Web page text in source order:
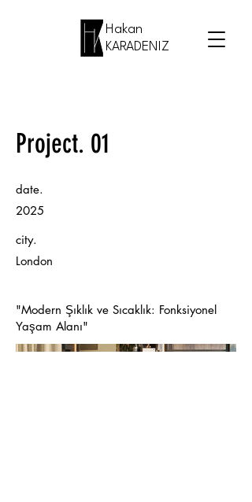
Hakan
KARADENIZ
Project. 01
date.
2025
city.
London
"Modern Şıklık ve Sıcaklık: Fonksiyonel
Yaşam Alanı"